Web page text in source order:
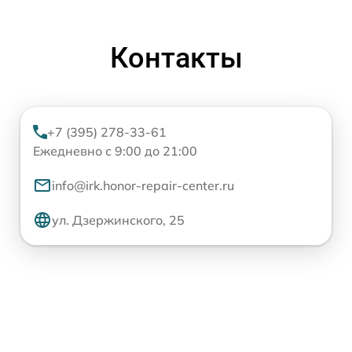
Контакты
+7 (395) 278-33-61
Ежедневно с 9:00 до 21:00
info@irk.honor-repair-center.ru
ул. Дзержинского, 25